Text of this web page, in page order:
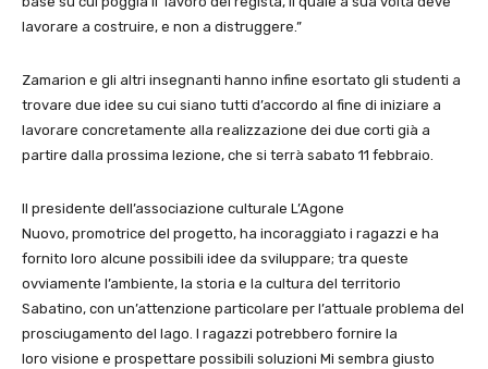
lavorare a costruire, e non a distruggere.”
Zamarion e gli altri insegnanti hanno infine esortato gli studenti a
trovare due idee su cui siano tutti d’accordo al fine di iniziare a
lavorare concretamente alla realizzazione dei due corti già a
partire dalla prossima lezione, che si terrà sabato 11 febbraio.
Il presidente dell’associazione culturale L’Agone
Nuovo, promotrice del progetto, ha incoraggiato i ragazzi e ha
fornito loro alcune possibili idee da sviluppare; tra queste
ovviamente l’ambiente, la storia e la cultura del territorio
Sabatino, con un’attenzione particolare per l’attuale problema del
prosciugamento del lago. I ragazzi potrebbero fornire la
loro visione e prospettare possibili soluzioni Mi sembra giusto